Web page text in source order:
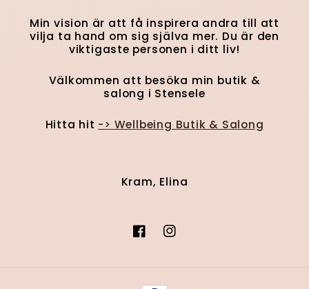
Min vision är att få inspirera andra till att
vilja ta hand om sig själva mer. Du är den
viktigaste personen i ditt liv!
Välkommen att besöka min butik &
salong i Stensele
Hitta hit -> Wellbeing Butik & Salong
Kram, Elina
FacebookInstagram
Betalningsmetoder